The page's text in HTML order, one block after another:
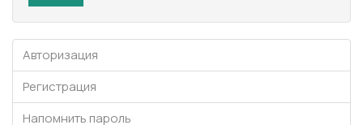
Авторизация
Регистрация
Напомнить пароль